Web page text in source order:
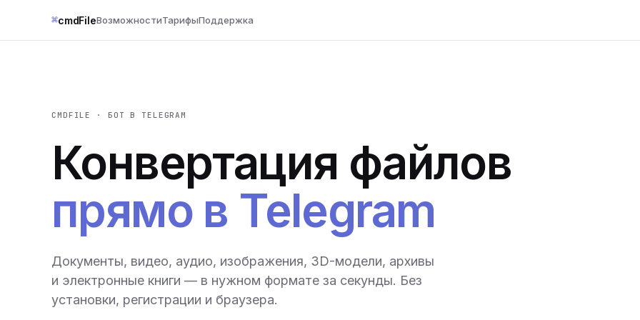
⌘cmdFileВозможностиТарифыПоддержка
CMDFILE · БОТ В TELEGRAM
Конвертация файлов
прямо в Telegram
Документы, видео, аудио, изображения, 3D-модели, архивы
и электронные книги — в нужном формате за секунды. Без
установки, регистрации и браузера.